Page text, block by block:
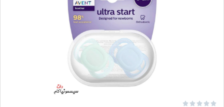




